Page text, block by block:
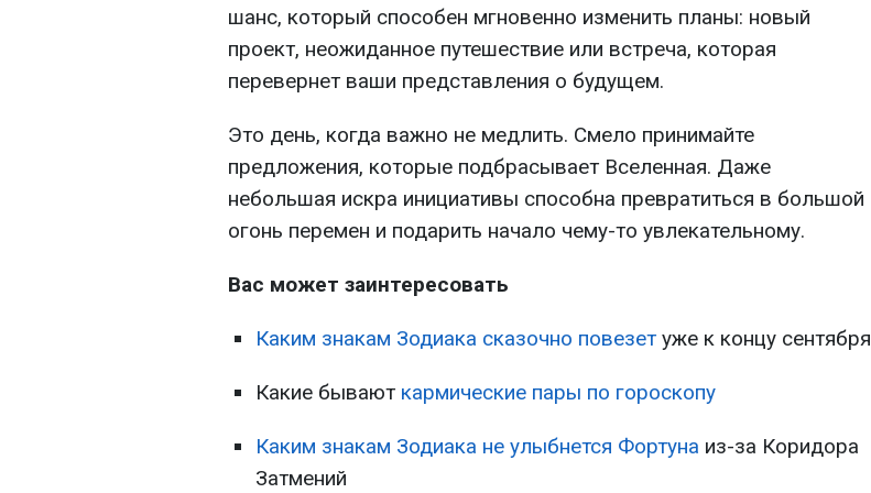
шанс, который способен мгновенно изменить планы: новый
проект, неожиданное путешествие или встреча, которая
перевернет ваши представления о будущем.
Это день, когда важно не медлить. Смело принимайте
предложения, которые подбрасывает Вселенная. Даже
небольшая искра инициативы способна превратиться в большой
огонь перемен и подарить начало чему-то увлекательному.
Вас может заинтересовать
Каким знакам Зодиака сказочно повезет уже к концу сентября
Какие бывают кармические пары по гороскопу
Каким знакам Зодиака не улыбнется Фортуна из-за Коридора
Затмений